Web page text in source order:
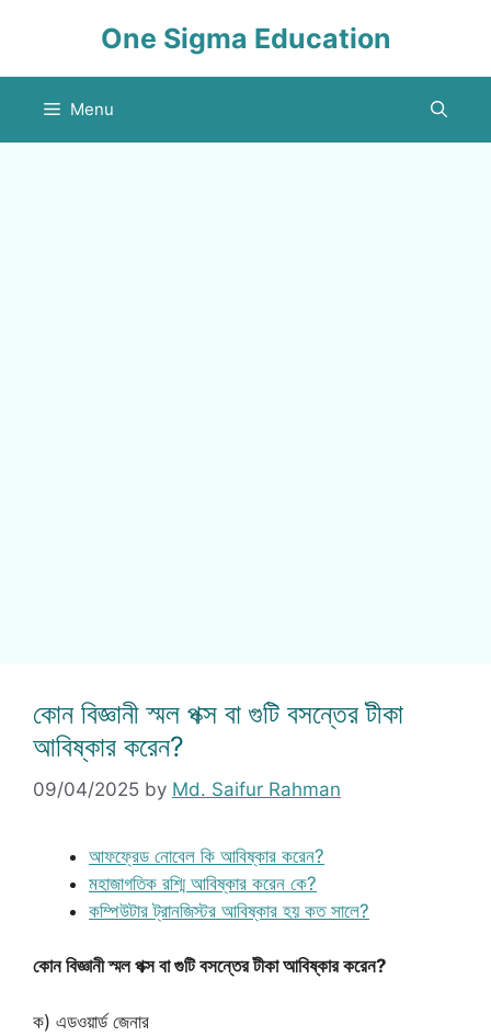
One Sigma Education
Menu
কোন বিজ্ঞানী স্মল পক্স বা গুটি বসন্তের টীকা
আবিষ্কার করেন?
09/04/2025 by Md. Saifur Rahman
আফফ্রেড নোবেল কি আবিষ্কার করেন?
মহাজাগতিক রশ্মি আবিষ্কার করেন কে?
কম্পিউটার ট্রানজিস্টর আবিষ্কার হয় কত সালে?
কোন বিজ্ঞানী স্মল পক্স বা গুটি বসন্তের টীকা আবিষ্কার করেন?
ক) এডওয়ার্ড জেনার